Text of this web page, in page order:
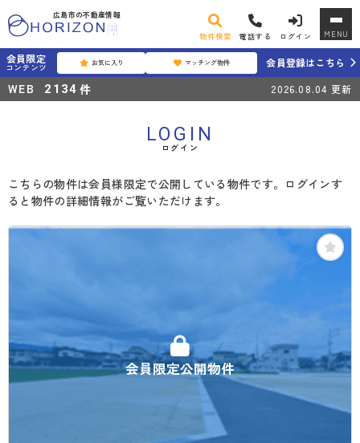
広島市の不動産情報
物件検索 電話する ログイン MENU
会員限定
コンテンツ お気に入り マッチング物件 会員登録はこちら
WEB 2134 件 2026.08.04 更新
LOGIN
ログイン
こちらの物件は会員様限定で公開している物件です。ログインす
ると物件の詳細情報がご覧いただけます。
会員限定公開物件